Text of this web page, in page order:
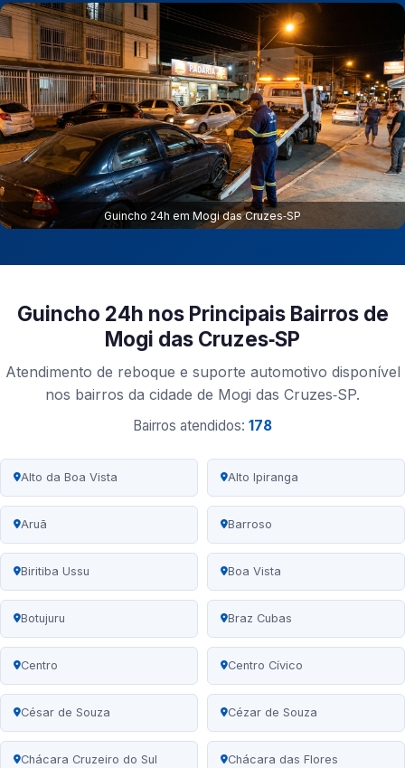
Guincho 24h em Mogi das Cruzes‑SP
Guincho 24h nos Principais Bairros de
Mogi das Cruzes‑SP
Atendimento de reboque e suporte automotivo disponível
nos bairros da cidade de Mogi das Cruzes‑SP.
Bairros atendidos: 178
Alto da Boa Vista Alto Ipiranga
Aruã Barroso
Biritiba Ussu Boa Vista
Botujuru Braz Cubas
Centro Centro Cívico
César de Souza Cézar de Souza
Chácara Cruzeiro do Sul Chácara das Flores